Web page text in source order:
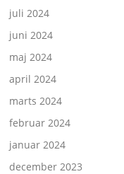
juli 2024
juni 2024
maj 2024
april 2024
marts 2024
februar 2024
januar 2024
december 2023